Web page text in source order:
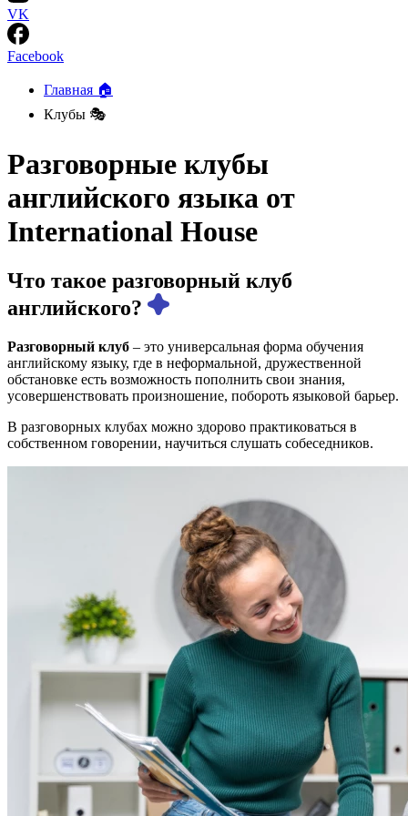
VK
Facebook
Главная 🏠
Клубы 🎭
Разговорные клубы
английского языка от
International House
Что такое разговорный клуб
английского?
Разговорный клуб – это универсальная форма обучения
английскому языку, где в неформальной, дружественной
обстановке есть возможность пополнить свои знания,
усовершенствовать произношение, побороть языковой барьер.
В разговорных клубах можно здорово практиковаться в
собственном говорении, научиться слушать собеседников.